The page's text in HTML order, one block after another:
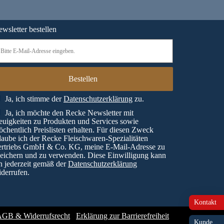
Kontakt
Kunde
bestellen
Ja, ich stimme derDatenschutzerklärung zu.
Ja, ich möchte den Recke Newsletter mit
zu Produkten und Services sowie
Preislisten erhalten. Für diesen Zweck
ich der Recke Fleischwaren-Spezialitäten
GmbH & Co. KG, meine E-Mail-Adresse zu
und zu verwenden. Diese Einwilligung kann
jederzeit gemäß derDatenschutzerklärung
& Widerrufsrecht Erklärung zur Barrierefreiheit